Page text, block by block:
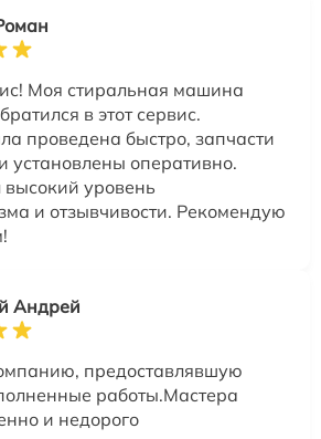
Моя стиральная машина
в этот сервис.
проведена быстро, запчасти
установлены оперативно.
уровень
и отзывчивости. Рекомендую
Андрей
предоставлявшую
работы.Мастера
и недорого